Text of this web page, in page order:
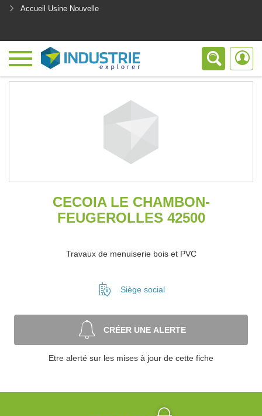
Accueil Usine Nouvelle
CECOIA LE CHAMBON-
FEUGEROLLES 42500
Travaux de menuiserie bois et PVC
Siège social
CRÉER UNE ALERTE
Etre alerté sur les mises à jour de cette fiche